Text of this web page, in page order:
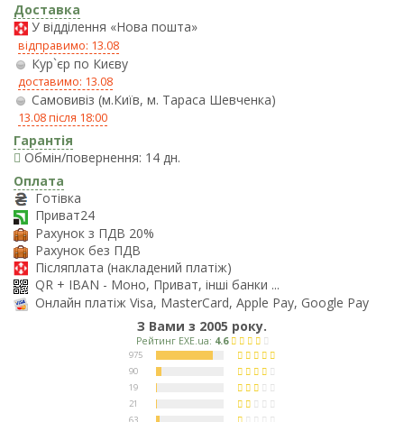
Доставка
У відділення «Нова пошта»
відправимо: 13.08
Кур`єр по Києву
доставимо: 13.08
Самовивіз (м.Київ, м. Тараса Шевченка)
13.08 після 18:00
Гарантія
Обмін/повернення: 14 дн.
Оплата
Готівка
Приват24
Рахунок з ПДВ 20%
Рахунок без ПДВ
Післяплата (накладений платіж)
QR + IBAN - Моно, Приват, інші банки ...
Онлайн платіж Visa, MasterCard, Apple Pay, Google Pay
З Вами з 2005 року.